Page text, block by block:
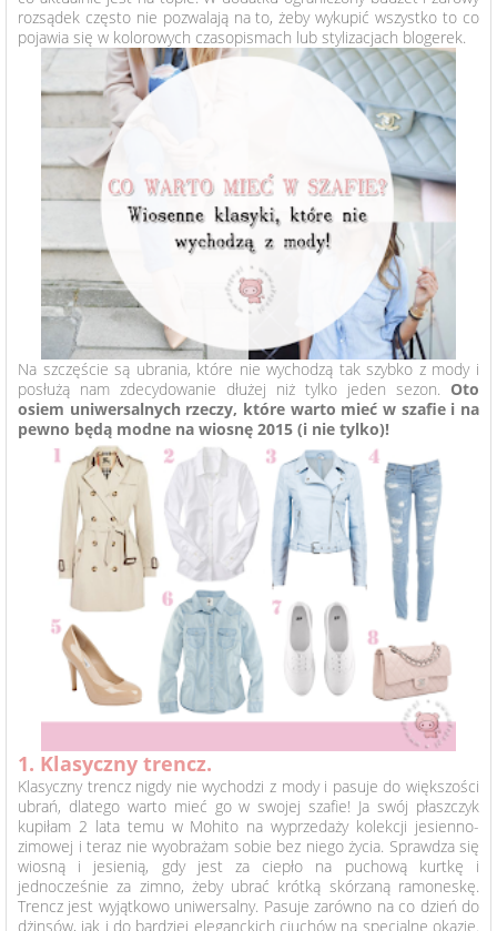
URODA
LIFESTYLE
O MNIE
WSPÓŁPRACA
ENGLISH
rozsądek często nie pozwalają na to, żeby wykupić wszystko to co
pojawia się w kolorowych czasopismach lub stylizacjach blogerek.
Na szczęście są ubrania, które nie wychodzą tak szybko z mody i
posłużą nam zdecydowanie dłużej niż tylko jeden sezon. Oto
osiem uniwersalnych rzeczy, które warto mieć w szafie i na
pewno będą modne na wiosnę 2015 (i nie tylko)!
1. Klasyczny trencz.
Klasyczny trencz nigdy nie wychodzi z mody i pasuje do większości
ubrań, dlatego warto mieć go w swojej szafie! Ja swój płaszczyk
kupiłam 2 lata temu w Mohito na wyprzedaży kolekcji jesienno-
zimowej i teraz nie wyobrażam sobie bez niego życia. Sprawdza się
wiosną i jesienią, gdy jest za ciepło na puchową kurtkę i
jednocześnie za zimno, żeby ubrać krótką skórzaną ramoneskę.
Trencz jest wyjątkowo uniwersalny. Pasuje zarówno na co dzień do
dżinsów, jak i do bardziej eleganckich ciuchów na specjalne okazje.